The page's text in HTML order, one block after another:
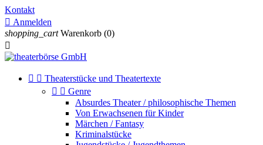
Kontakt
 Anmelden
shopping_cart Warenkorb (0)

  Theaterstücke und Theatertexte
  Genre
Absurdes Theater / philosophische Themen
Von Erwachsenen für Kinder
Märchen / Fantasy
Kriminalstücke